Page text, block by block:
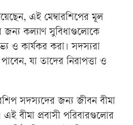
এই মেম্বারশিপের মূল
জন্য কল্যাণ সুবিধাগুলোকে
ও কার্যকর করা। সদস্যরা
যা তাদের নিরাপত্তা ও
সদস্যদের জন্য জীবন বীমা
এই বীমা প্রবাসী পরিবারগুলোর